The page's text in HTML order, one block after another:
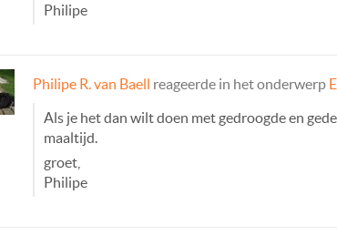
Philipe
Philipe R. van Baell reageerde in het onderwerp
Als je het dan wilt doen met gedroogde en
maaltijd.
groet,
Philipe